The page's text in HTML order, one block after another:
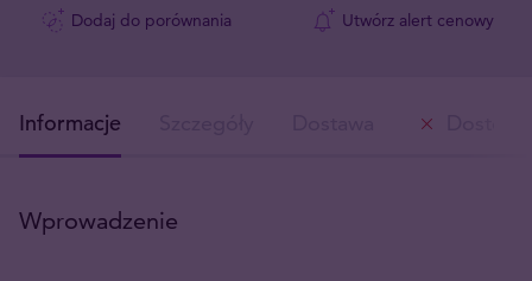
Dodaj do porównania Utwórz alert cenowy
Informacje
Wprowadzenie